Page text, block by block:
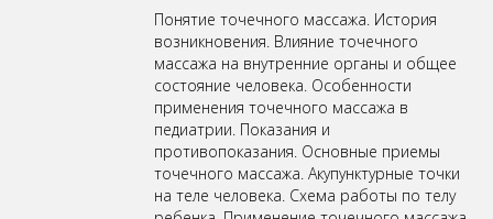
Понятие точечного массажа. История
возникновения. Влияние точечного
массажа на внутренние органы и общее
состояние человека. Особенности
применения точечного массажа в
педиатрии. Показания и
противопоказания. Основные приемы
точечного массажа. Акупунктурные точки
на теле человека. Схема работы по телу